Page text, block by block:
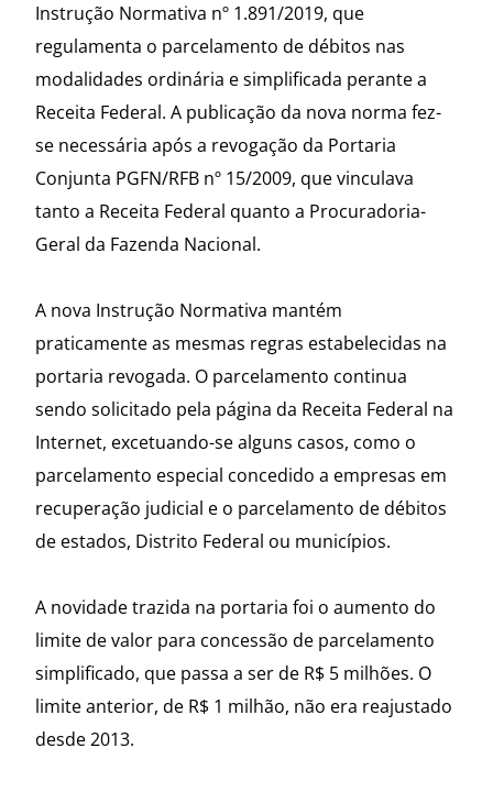
Instrução Normativa nº 1.891/2019, que
regulamenta o parcelamento de débitos nas
modalidades ordinária e simplificada perante a
Receita Federal. A publicação da nova norma fez-
se necessária após a revogação da Portaria
Conjunta PGFN/RFB nº 15/2009, que vinculava
tanto a Receita Federal quanto a Procuradoria-
Geral da Fazenda Nacional.
A nova Instrução Normativa mantém
praticamente as mesmas regras estabelecidas na
portaria revogada. O parcelamento continua
sendo solicitado pela página da Receita Federal na
Internet, excetuando-se alguns casos, como o
parcelamento especial concedido a empresas em
recuperação judicial e o parcelamento de débitos
de estados, Distrito Federal ou municípios.
A novidade trazida na portaria foi o aumento do
limite de valor para concessão de parcelamento
simplificado, que passa a ser de R$ 5 milhões. O
limite anterior, de R$ 1 milhão, não era reajustado
desde 2013.